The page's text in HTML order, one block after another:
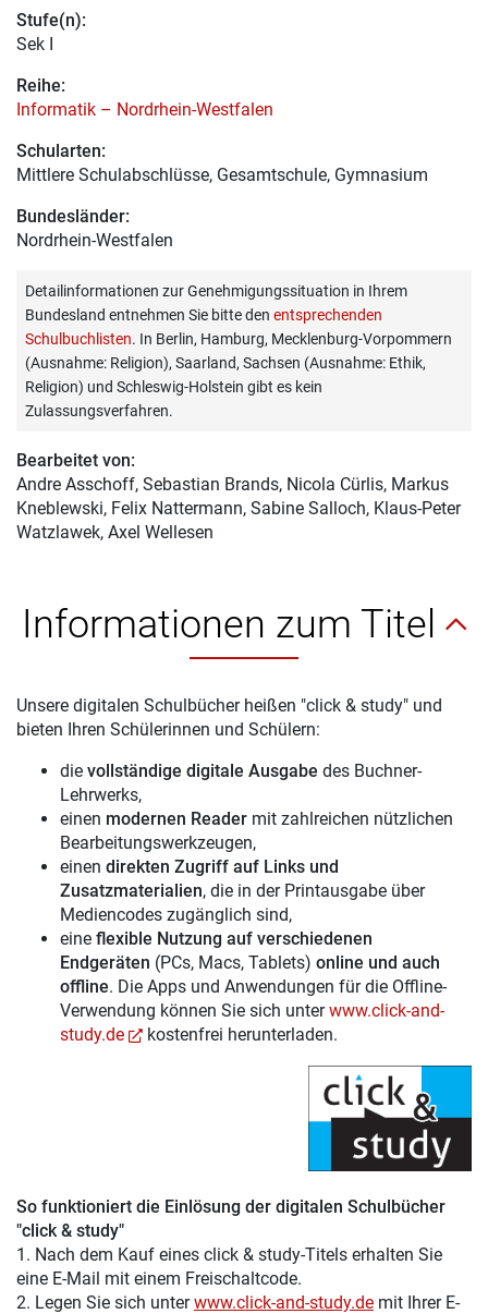
Stufe(n):
Sek I
Reihe:
Informatik – Nordrhein-Westfalen
Schularten:
Mittlere Schulabschlüsse, Gesamtschule, Gymnasium
Bundesländer:
Nordrhein-Westfalen
Detailinformationen zur Genehmigungssituation in Ihrem
Bundesland entnehmen Sie bitte den entsprechenden
Schulbuchlisten. In Berlin, Hamburg, Mecklenburg-Vorpommern
(Ausnahme: Religion), Saarland, Sachsen (Ausnahme: Ethik,
Religion) und Schleswig-Holstein gibt es kein
Zulassungsverfahren.
Bearbeitet von:
Andre Asschoff, Sebastian Brands, Nicola Cürlis, Markus
Kneblewski, Felix Nattermann, Sabine Salloch, Klaus-Peter
Watzlawek, Axel Wellesen
Informationen zum Titel
Unsere digitalen Schulbücher heißen "click & study" und
bieten Ihren Schülerinnen und Schülern:
die vollständige digitale Ausgabe des Buchner-
Lehrwerks,
einen modernen Reader mit zahlreichen nützlichen
Bearbeitungswerkzeugen,
einen direkten Zugriff auf Links und
Zusatzmaterialien, die in der Printausgabe über
Mediencodes zugänglich sind,
eine flexible Nutzung auf verschiedenen
Endgeräten (PCs, Macs, Tablets) online und auch
offline. Die Apps und Anwendungen für die Offline-
Verwendung können Sie sich unterwww.click-and-
study.de
kostenfrei herunterladen.
So funktioniert die Einlösung der digitalen Schulbücher
"click & study"
1. Nach dem Kauf eines click & study-Titels erhalten Sie
eine E-Mail mit einem Freischaltcode.
2. Legen Sie sich unterwww.click-and-study.de mit Ihrer E-